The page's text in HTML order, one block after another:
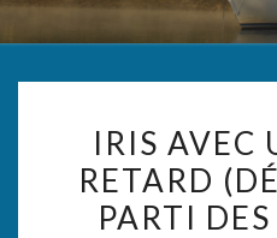
IRIS AVEC
RETARD
PARTI